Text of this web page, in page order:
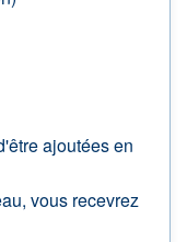
ajoutées en
vous recevrez